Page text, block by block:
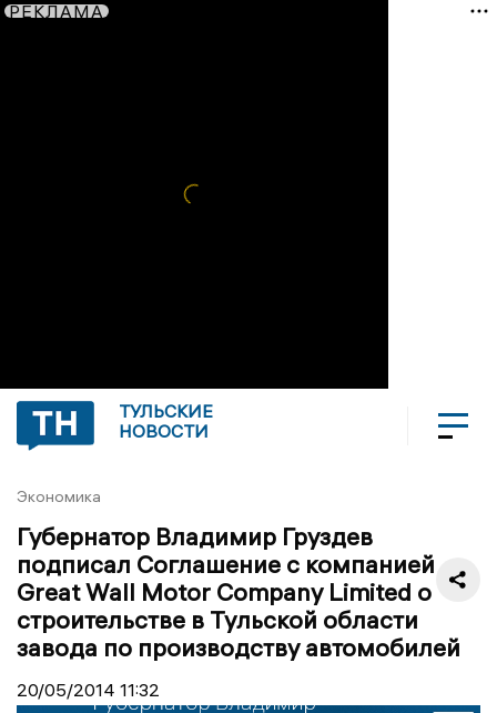
РЕКЛАМА
ТУЛЬСКИЕ
НОВОСТИ
Экономика
Губернатор Владимир Груздев
подписал Соглашение с компанией
Great Wall Motor Company Limited о
строительстве в Тульской области
завода по производству автомобилей
20/05/2014 11:32